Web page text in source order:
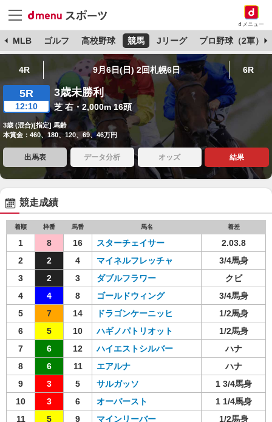
dメニュー
MLB ゴルフ 高校野球 競馬 Jリーグ プロ野球（2軍）
4R 9月6日(日) 2回札幌6日 6R
5R
12:10
3歳未勝利
芝 右・2,000m 16頭
3歳 (混合)[指定] 馬齢
本賞金：460、180、120、69、46万円
出馬表 データ分析 オッズ 結果
競走成績
着順 枠番 馬番 馬名 着差
1 8 16 スターチェイサー
2.03.8
2
2 4 マイネルフレッチャ
3/4馬身
3
2 3 ダブルフラワー
クビ
4
4 8 ゴールドウィング
3/4馬身
5
7 14 ドラゴンケーニッヒ
1/2馬身
6
5 10 ハギノパトリオット
1/2馬身
7
6 12 ハイエストシルバー
ハナ
8
6 11 エアルナ
ハナ
9
3 5 サルガッソ
1 3/4馬身
10
3 6 オーバースト
1 1/4馬身
11
5 9 マインリーバー
1/2馬身